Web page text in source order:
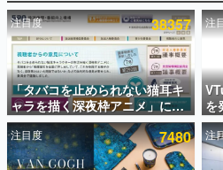
ど。多くの人々に読まれ
事をまとめました。
ゲームの企画書
名作ゲームクリエイター
聞きし、ヒットする企画
きます。
赫本
この物語を解いてはいけ
の形をした短編ホラー小
注目度 38357
「タバコを止められない猫耳キ
ャラを描く深夜枠アニメ」に視
聴者の一部から批判意見。違法
薬物の使用と思しき描写も含め
て、BPOが議論を交わす
注
を
日
注目度 7480 注